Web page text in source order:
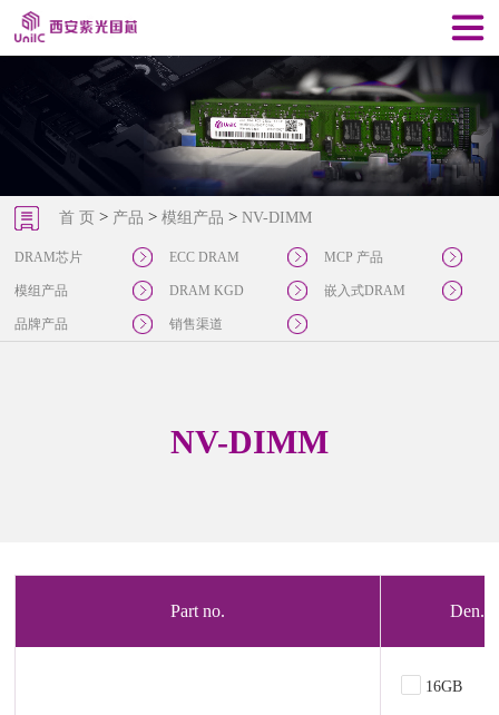
首 页> 产品 >模组产品 >NV-DIMM
DRAM芯片 ECC DRAM MCP 产品
模组产品 DRAM KGD 嵌入式DRAM
品牌产品 销售渠道
NV-DIMM
Part no. Den.
16GB